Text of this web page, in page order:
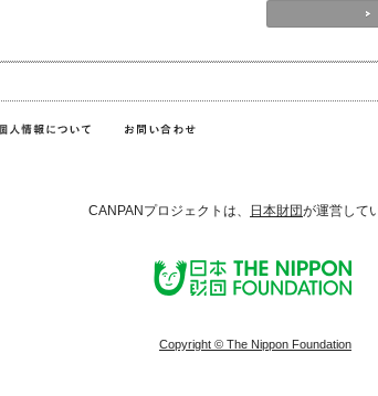
CANPANプロジェクトは、 日本財団が運営して
Copyright © The Nippon Foundation